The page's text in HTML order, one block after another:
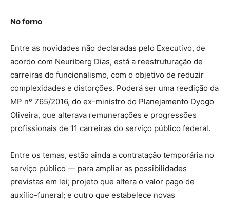
No forno
Entre as novidades não declaradas pelo Executivo, de
acordo com Neuriberg Dias, está a reestruturação de
carreiras do funcionalismo, com o objetivo de reduzir
complexidades e distorções. Poderá ser uma reedição da
MP nº 765/2016, do ex-ministro do Planejamento Dyogo
Oliveira, que alterava remunerações e progressões
profissionais de 11 carreiras do serviço público federal.
Entre os temas, estão ainda a contratação temporária no
serviço público — para ampliar as possibilidades
previstas em lei; projeto que altera o valor pago de
auxílio-funeral; e outro que estabelece novas